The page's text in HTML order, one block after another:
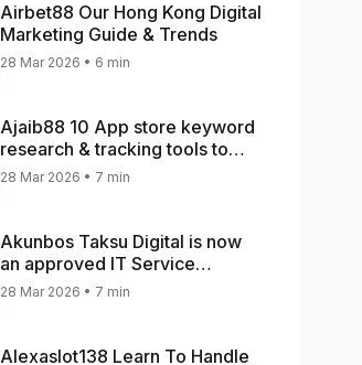
Airbet88 Our Hong Kong Digital
Marketing Guide & Trends
28 Mar 2026 • 6 min
Ajaib88 10 App store keyword
research & tracking tools to
increase app rankings
28 Mar 2026 • 7 min
Akunbos Taksu Digital is now
an approved IT Service
Provider for the Hong Kong
28 Mar 2026 • 7 min
Alexaslot138 Learn To Handle